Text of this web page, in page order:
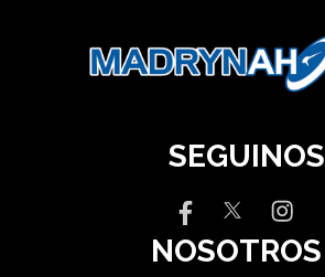
SEGUINOS
NOSOTROS